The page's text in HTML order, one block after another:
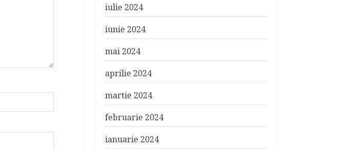
iulie 2024
iunie 2024
mai 2024
aprilie 2024
martie 2024
februarie 2024
ianuarie 2024